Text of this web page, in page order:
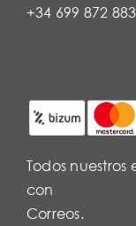
+34 699 872 883
Todos nuestros
con
Correos.